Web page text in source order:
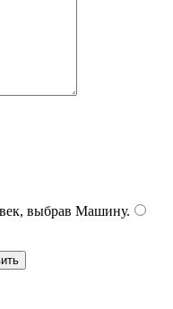
выбрав Машину.